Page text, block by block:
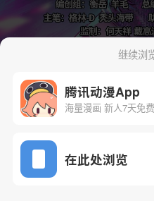
下一话
继续浏
腾讯动漫App
海量漫画 新人7天免
在此处浏览